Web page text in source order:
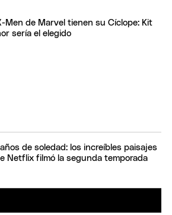
Men de Marvel tienen su Cíclope: Kit
sería el elegido
de soledad: los increíbles paisajes
Netflix filmó la segunda temporada